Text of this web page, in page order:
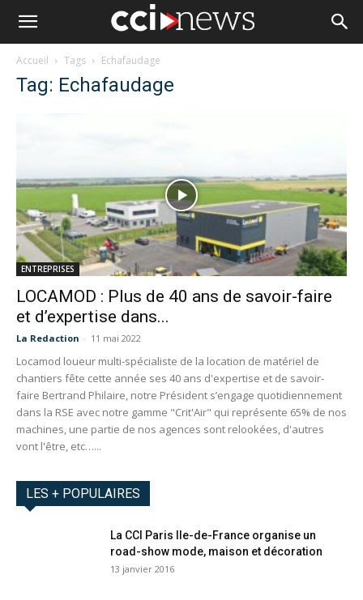
Accueil Tags Echafaudage
Tag: Echafaudage
ENTREPRISES
LOCAMOD : Plus de 40 ans de savoir-faire
et d’expertise dans...
La Redaction - 11 mai 2022
Locamod loueur multi-spécialiste de la location de matériel de
chantiers fête cette année ses 40 ans d'expertise et de savoir-
faire Bertrand Philaire, notre Président s’engage quotidiennement
dans la RSE avec notre gamme "Crit'Air" qui représente 65% de nos
machines, une partie de nos agences sont relookées, d'autres
vont l'être, etc…...
LES + POPULAIRES
La CCI Paris Ile-de-France organise un
road-show mode, maison et décoration
13 janvier 2016